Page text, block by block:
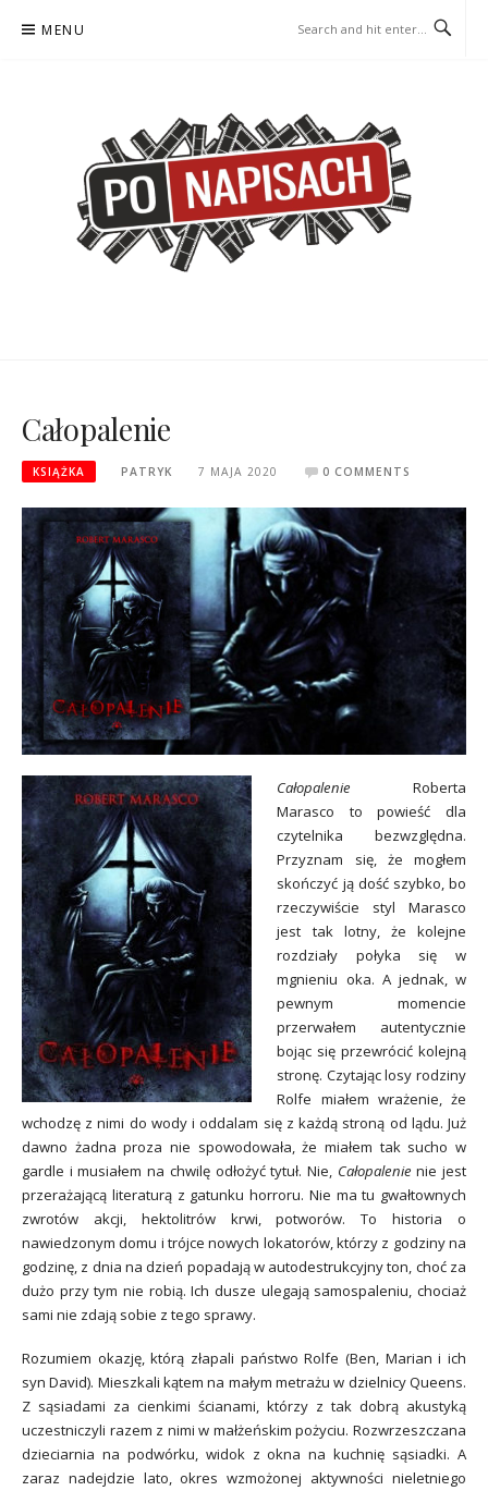
MENU
Całopalenie
KSIĄŻKA PATRYK 7 MAJA 2020 0 COMMENTS
Całopalenie Roberta
Marasco to powieść dla
czytelnika bezwzględna.
Przyznam się, że mogłem
skończyć ją dość szybko, bo
rzeczywiście styl Marasco
jest tak lotny, że kolejne
rozdziały połyka się w
mgnieniu oka. A jednak, w
pewnym momencie
przerwałem autentycznie
bojąc się przewrócić kolejną
stronę. Czytając losy rodziny
Rolfe miałem wrażenie, że
wchodzę z nimi do wody i oddalam się z każdą stroną od lądu. Już
dawno żadna proza nie spowodowała, że miałem tak sucho w
gardle i musiałem na chwilę odłożyć tytuł. Nie, Całopalenie nie jest
przerażającą literaturą z gatunku horroru. Nie ma tu gwałtownych
zwrotów akcji, hektolitrów krwi, potworów. To historia o
nawiedzonym domu i trójce nowych lokatorów, którzy z godziny na
godzinę, z dnia na dzień popadają w autodestrukcyjny ton, choć za
dużo przy tym nie robią. Ich dusze ulegają samospaleniu, chociaż
sami nie zdają sobie z tego sprawy.
Rozumiem okazję, którą złapali państwo Rolfe (Ben, Marian i ich
syn David). Mieszkali kątem na małym metrażu w dzielnicy Queens.
Z sąsiadami za cienkimi ścianami, którzy z tak dobrą akustyką
uczestniczyli razem z nimi w małżeńskim pożyciu. Rozwrzeszczana
dzieciarnia na podwórku, widok z okna na kuchnię sąsiadki. A
zaraz nadejdzie lato, okres wzmożonej aktywności nieletniego